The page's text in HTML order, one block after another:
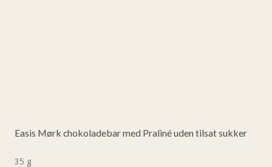
Easis Mørk chokoladebar med Praliné uden tilsat sukker
35 g